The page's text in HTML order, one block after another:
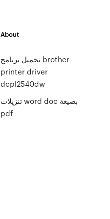
About
تحميل برنامج brother
printer driver
dcpl2540dw
تنزيلات word doc بصيغة
pdf